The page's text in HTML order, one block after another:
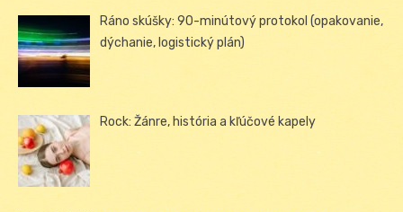
Ráno skúšky: 90-minútový protokol (opakovanie,
dýchanie, logistický plán)
Rock: Žánre, história a kľúčové kapely